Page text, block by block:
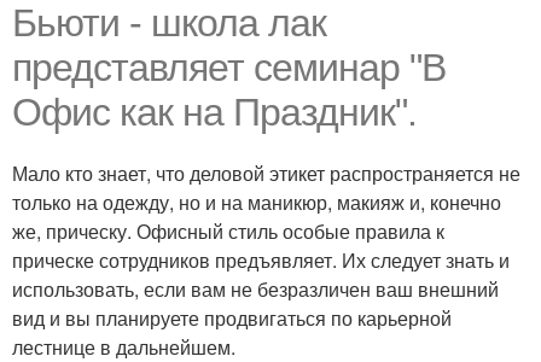
Бьюти - школа лак
представляет семинар "В
Офис как на Праздник".
Мало кто знает, что деловой этикет распространяется не
только на одежду, но и на маникюр, макияж и, конечно
же, прическу. Офисный стиль особые правила к
прическе сотрудников предъявляет. Их следует знать и
использовать, если вам не безразличен ваш внешний
вид и вы планируете продвигаться по карьерной
лестнице в дальнейшем.